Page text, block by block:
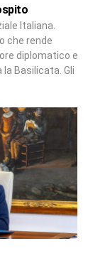
Italiana.
che rende
diplomatico e
Basilicata. Gli